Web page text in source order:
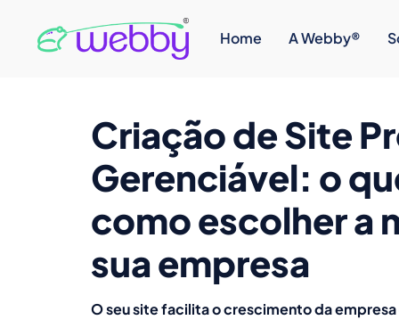
Home A Webby®
Criação de Site
Gerenciável: o
como escolher a
sua empresa
O seu site facilita o crescimento da